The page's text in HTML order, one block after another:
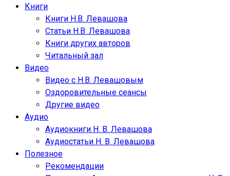
Книги
Книги Н.В. Левашова
Статьи Н.В. Левашова
Книги других авторов
Читальный зал
Видео
Видео с Н.В. Левашовым
Оздоровительные сеансы
Другие видео
Аудио
Аудиокниги Н. В. Левашова
Аудиостатьи Н. В. Левашова
Полезное
Рекомендации